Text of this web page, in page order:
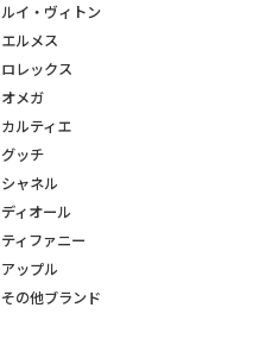
ルイ・ヴィトン
エルメス
ロレックス
オメガ
カルティエ
グッチ
シャネル
ディオール
ティファニー
アップル
その他ブランド